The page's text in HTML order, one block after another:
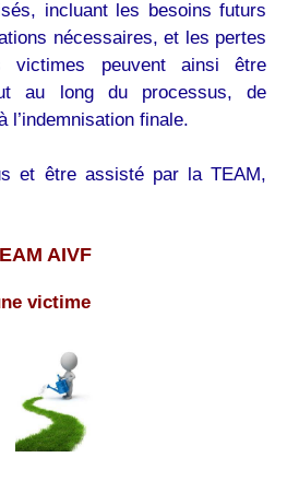
incluant les besoins futurs
nécessaires, et les pertes
victimes peuvent ainsi être
au long du processus, de
l’indemnisation finale.
et être assisté par la TEAM,
AIVF
victime